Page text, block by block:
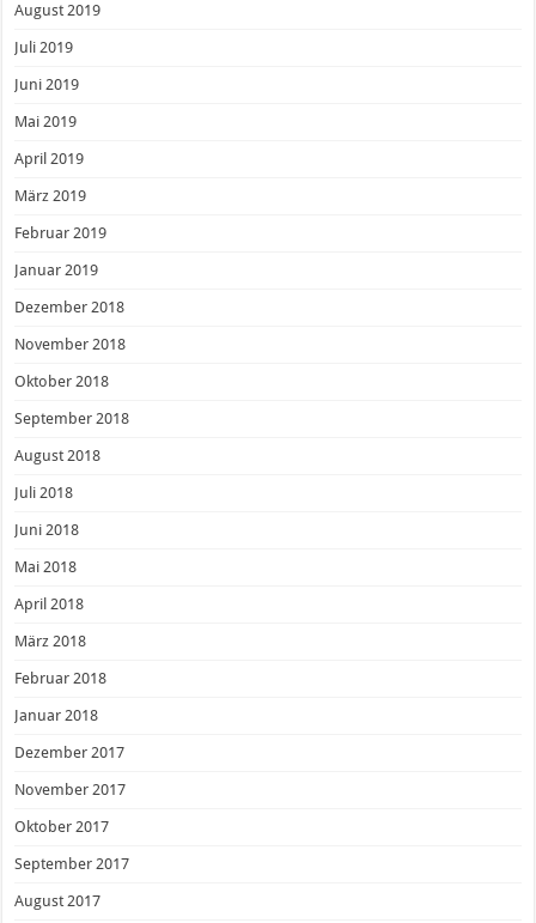
August 2019
Juli 2019
Juni 2019
Mai 2019
April 2019
März 2019
Februar 2019
Januar 2019
Dezember 2018
November 2018
Oktober 2018
September 2018
August 2018
Juli 2018
Juni 2018
Mai 2018
April 2018
März 2018
Februar 2018
Januar 2018
Dezember 2017
November 2017
Oktober 2017
September 2017
August 2017